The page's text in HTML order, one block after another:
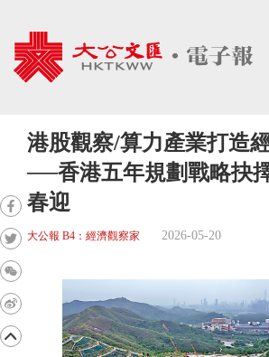
港股觀察/算力產業打造
──香港五年規劃戰略抉
春迎
大公報 B4：經濟觀察家 2026-05-20